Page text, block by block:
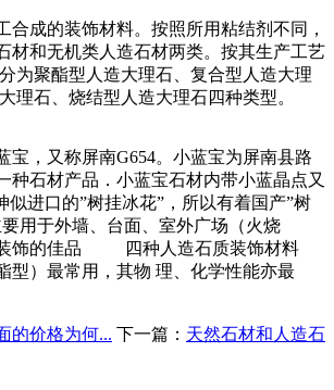
合成的装饰材料。按照所用粘结剂不同，
材和无机类人造石材两类。按其生产工艺
为聚酯型人造大理石、复合型人造大理
理石、烧结型人造大理石四种类型。
宝，又称屏南G654。小蓝宝为屏南县路
种石材产品．小蓝宝石材内带小蓝晶点又
似进口的”树挂冰花”，所以有着国产”树
用于外墙、台面、室外广场（火烧
装饰的佳品 四种人造石质装饰材料
型）最常用，其物 理、化学性能亦最
的价格为何... 下一篇： 天然石材和人造石